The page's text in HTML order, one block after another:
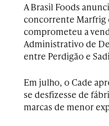
A Brasil Foods
concorrente Marfrig
comprometeu a
Administrativo de
entre Perdigão e
Em julho, o Cade
se desfizesse de
marcas de menor